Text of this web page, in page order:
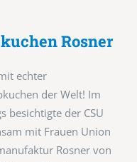
Rosner
echter
der Welt! Im
besichtigte der CSU
mit Frauen Union
Rosner von